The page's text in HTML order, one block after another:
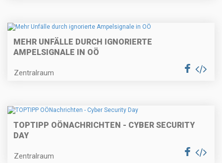
MEHR UNFÄLLE DURCH IGNORIERTE
AMPELSIGNALE IN OÖ
Zentralraum
TOPTIPP OÖNACHRICHTEN - CYBER SECURITY
DAY
Zentralraum